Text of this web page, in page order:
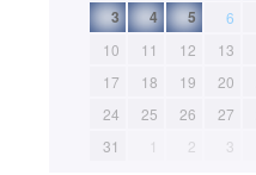
3
4 5 6
10
11 12 13
17
18 19 20
24
25 26 27
31
1 2 3